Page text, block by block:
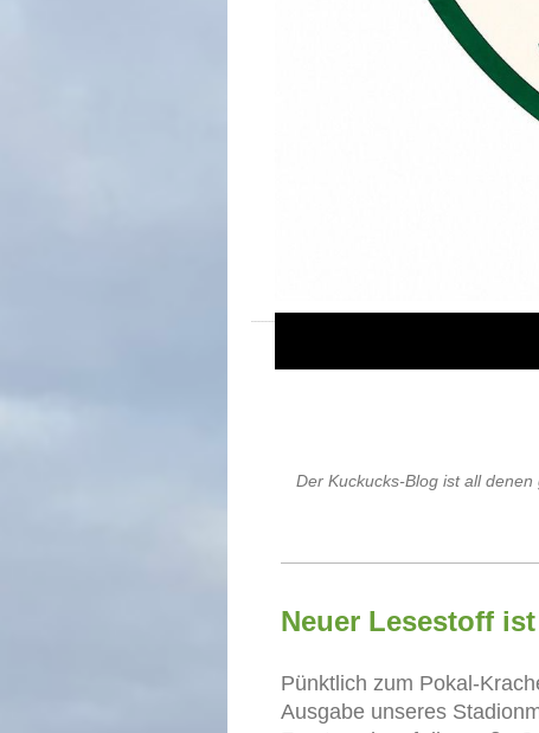
Der Kuckucks-Blog ist all
Neuer Lesestoff
Pünktlich zum Pokal-
Ausgabe unseres